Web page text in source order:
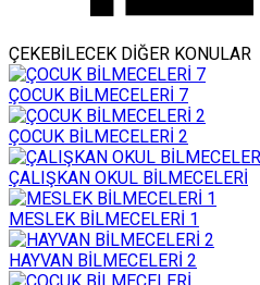
ÇEKEBİLECEK DİĞER KONULAR
ÇOCUK BİLMECELERİ 7
ÇOCUK BİLMECELERİ 2
ÇALIŞKAN OKUL BİLMECELERİ
MESLEK BİLMECELERİ 1
HAYVAN BİLMECELERİ 2